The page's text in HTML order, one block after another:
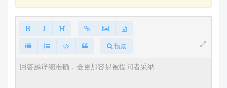
地磁振动传感器阵列
低功耗LoRa无线传感网络 + 视频触发
这类系统已在生态监测领域广泛应用，具备更强的环境
适应性和目标判别能力。
预览